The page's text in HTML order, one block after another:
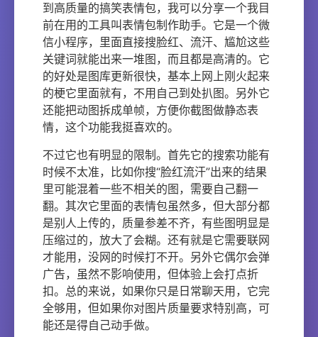
到高质量的搞笑表情包，我可以分享一个我目
前在用的工具叫表情包制作助手。它是一个微
信小程序，里面直接搜脸红、流汗、尴尬这些
关键词就能出来一堆图，而且都是高清的。它
的好处是图库更新很快，基本上网上刚火起来
的梗它里面就有，不用自己到处扒图。另外它
还能把动图拆成单帧，方便你截图做静态表
情，这个功能我挺喜欢的。
不过它也有明显的限制。首先它的搜索功能有
时候不太准，比如你搜“脸红流汗”出来的结果
里可能混着一些不相关的图，需要自己翻一
翻。其次它里面的表情包虽然多，但大部分都
是别人上传的，质量参差不齐，有些图明显是
压缩过的，放大了会糊。还有就是它需要联网
才能用，没网的时候打不开。另外它偶尔会弹
广告，虽然不影响使用，但体验上会打点折
扣。总的来说，如果你只是日常聊天用，它完
全够用，但如果你对图片质量要求特别高，可
能还是得自己动手做。